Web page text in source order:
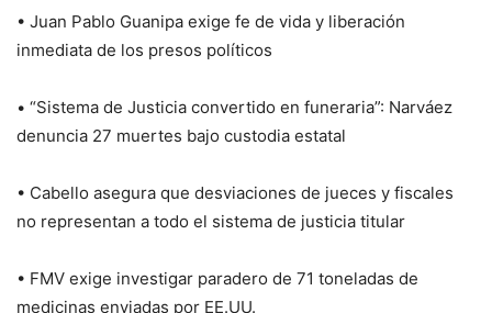
• Juan Pablo Guanipa exige fe de vida y liberación
inmediata de los presos políticos
• “Sistema de Justicia convertido en funeraria”: Narváez
denuncia 27 muertes bajo custodia estatal
• Cabello asegura que desviaciones de jueces y fiscales
no representan a todo el sistema de justicia titular
• FMV exige investigar paradero de 71 toneladas de
medicinas enviadas por EE.UU.